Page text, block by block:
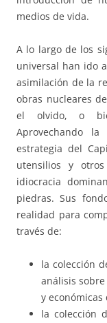
medios de vida.
A lo largo de los
universal han ido
asimilación de la
obras nucleares
el olvido, o
Aprovechando
estrategia del
utensilios y
idiocracia
piedras. Sus
realidad para
través de:
la colección
análisis
y
la colección